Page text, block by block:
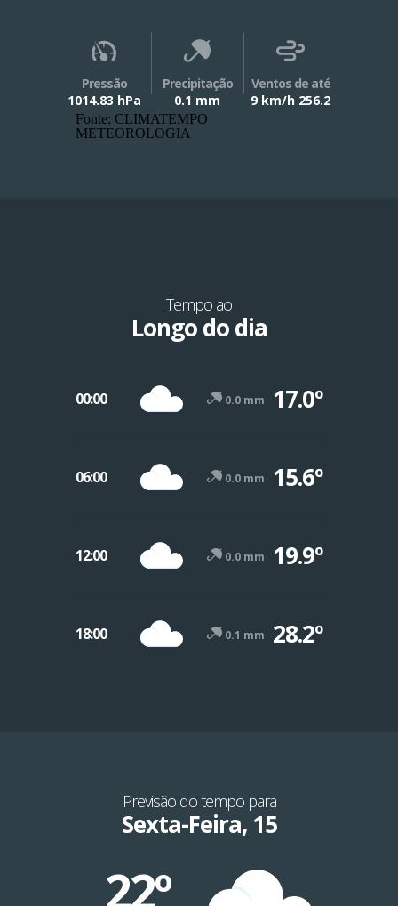
Pressão
1014.83 hPa
Precipitação
0.1 mm
Ventos de até
9 km/h 256.2
Fonte: CLIMATEMPO
METEOROLOGIA
Tempo ao
Longo do dia
00:00 0.0 mm 17.0º
06:00 0.0 mm 15.6º
12:00 0.0 mm 19.9º
18:00 0.1 mm 28.2º
Previsão do tempo para
Sexta-Feira, 15
22º